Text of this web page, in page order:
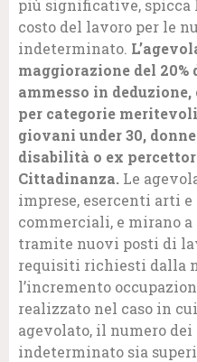
più significative, spicca
costo del lavoro per le
indeterminato.
maggiorazione del
ammesso in
per categorie
giovani under 30,
disabilità o ex
Cittadinanza. Le
imprese, esercenti arti
commerciali, e mirano a
tramite nuovi posti di
requisiti richiesti dalla
l’incremento
realizzato nel caso in
agevolato, il numero
indeterminato sia